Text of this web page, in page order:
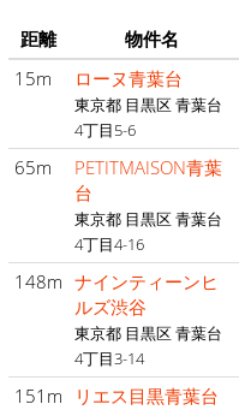
距離 物件名
15m
ローヌ青葉台
東京都 目黒区 青葉台
4丁目5-6
65m
PETITMAISON青葉
台
東京都 目黒区 青葉台
4丁目4-16
148m ナインティーンヒ
ルズ渋谷
東京都 目黒区 青葉台
4丁目3-14
151m リエス目黒青葉台